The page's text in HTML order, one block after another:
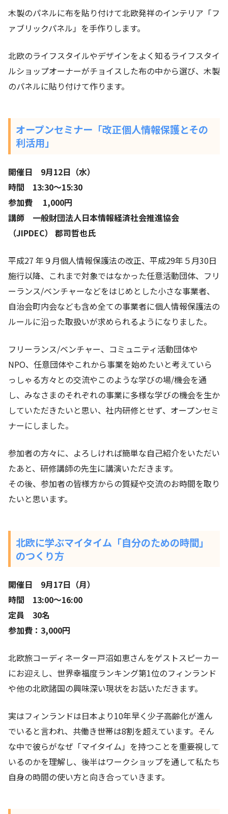
木製のパネルに布を貼り付けて北欧発祥のインテリア「フ
ァブリックパネル」を手作りします。
北欧のライフスタイルやデザインをよく知るライフスタイ
ルショップオーナーがチョイスした布の中から選び、木製
のパネルに貼り付けて作ります。
オープンセミナー「改正個人情報保護とその
利活用」
開催日 9月12日（水）
時間 13:30〜15:30
参加費 1,000円
講師 一般財団法人日本情報経済社会推進協会
（JIPDEC） 郡司哲也氏
平成27 年９月個人情報保護法の改正、平成29年５月30日
施行以降、これまで対象ではなかった任意活動団体、フリ
ーランス/ベンチャーなどをはじめとした小さな事業者、
自治会町内会なども含め全ての事業者に個人情報保護法の
ルールに沿った取扱いが求められるようになりました。
フリーランス/ベンチャー、コミュニティ活動団体や
NPO、任意団体やこれから事業を始めたいと考えていら
っしゃる方々との交流やこのような学びの場/機会を通
し、みなさまのそれぞれの事業に多様な学びの機会を生か
していただきたいと思い、社内研修とせず、オープンセミ
ナーにしました。
参加者の方々に、よろしければ簡単な自己紹介をいただい
たあと、研修講師の先生に講演いただきます。
その後、参加者の皆様方からの質疑や交流のお時間を取り
たいと思います。
北欧に学ぶマイタイム「自分のための時間」
のつくり方
開催日 9月17日（月）
時間 13:00〜16:00
定員 30名
参加費：3,000円
北欧旅コーディネーター戸沼如恵さんをゲストスピーカー
にお迎えし、世界幸福度ランキング第1位のフィンランド
や他の北欧諸国の興味深い現状をお話いただきます。
実はフィンランドは日本より10年早く少子高齢化が進ん
でいると言われ、共働き世帯は8割を超えています。そん
な中で彼らがなぜ「マイタイム」を持つことを重要視して
いるのかを理解し、後半はワークショップを通して私たち
自身の時間の使い方と向き合っていきます。